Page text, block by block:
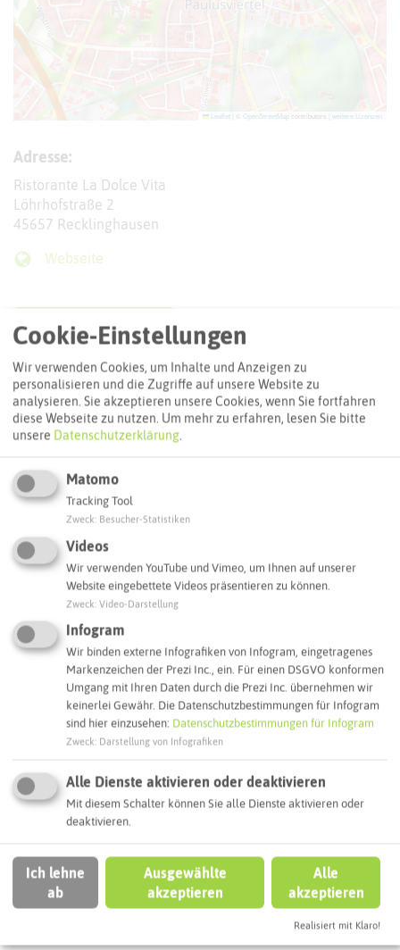
Leaflet OpenStreetMapcontributors | weitere Lizenzen
Adresse:
Ristorante La Dolce Vita
Löhrhofstraße 2
45657 Recklinghausen
Webseite
Interaktive Karte
Routenplanung zum Ziel:
ÖPNV-Route finden
Autoroute finden
ATTRAKTIONEN IN DER UMGEBUNG
Was ihr hier noch erleben könnt
RECKLINGHAUSEN
Chez Ama
Cookie-Einstellungen
Wir verwenden Cookies, um Inhalte und Anzeigen zu
personalisieren und die Zugriffe auf unsere Website zu
analysieren. Sie akzeptieren unsere Cookies, wenn Sie fortfahren
diese Webseite zu nutzen. Um mehr zu erfahren, lesen Sie bitte
unsere Datenschutzerklärung.
Matomo
Tracking Tool
Zweck Besucher-Statistiken
Videos
Wir verwenden YouTube und Vimeo, um Ihnen auf unserer
Website eingebettete Videos präsentieren zu können.
Zweck Video-Darstellung
Infogram
Wir binden externe Infografiken von Infogram, eingetragenes
Markenzeichen der Prezi Inc., ein. Für einen DSGVO konformen
Umgang mit Ihren Daten durch die Prezi Inc. übernehmen wir
keinerlei Gewähr. Die Datenschutzbestimmungen für Infogram
sind hier einzusehen: Datenschutzbestimmungen für Infogram
Zweck Darstellung von Infografiken
Alle Dienste aktivieren oder deaktivieren
Mit diesem Schalter können Sie alle Dienste aktivieren oder
deaktivieren.
Ich lehne
ab
Ausgewählte
akzeptieren
Alle
akzeptieren
Realisiert mit Klaro!